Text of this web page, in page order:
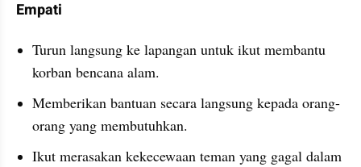
Empati
Turun langsung ke lapangan untuk ikut membantu
korban bencana alam.
Memberikan bantuan secara langsung kepada orang-
orang yang membutuhkan.
Ikut merasakan kekecewaan teman yang gagal dalam